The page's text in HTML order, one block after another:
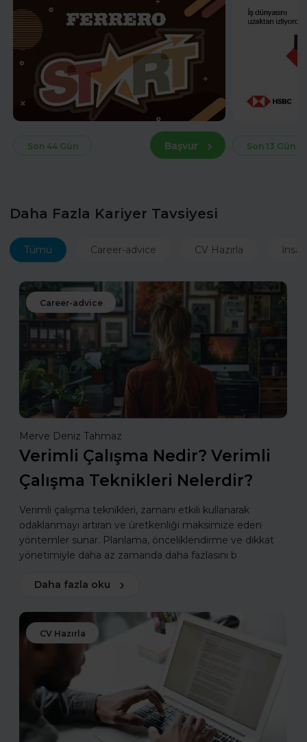
Son 44 Gün Başvur Son 13 Gün
Daha Fazla Kariyer Tavsiyesi
Tümü Career-advice CV Hazırla
Career-advice
Merve Deniz Tahmaz
Verimli Çalışma Nedir? Verimli
Çalışma Teknikleri Nelerdir?
Verimli çalışma teknikleri, zamanı etkili kullanarak
odaklanmayı artıran ve üretkenliği maksimize eden
yöntemler sunar. Planlama, önceliklendirme ve dikkat
yönetimiyle daha az zamanda daha fazlasını b
Daha fazla oku
CV Hazırla